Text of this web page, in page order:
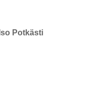
Iso Potkästi